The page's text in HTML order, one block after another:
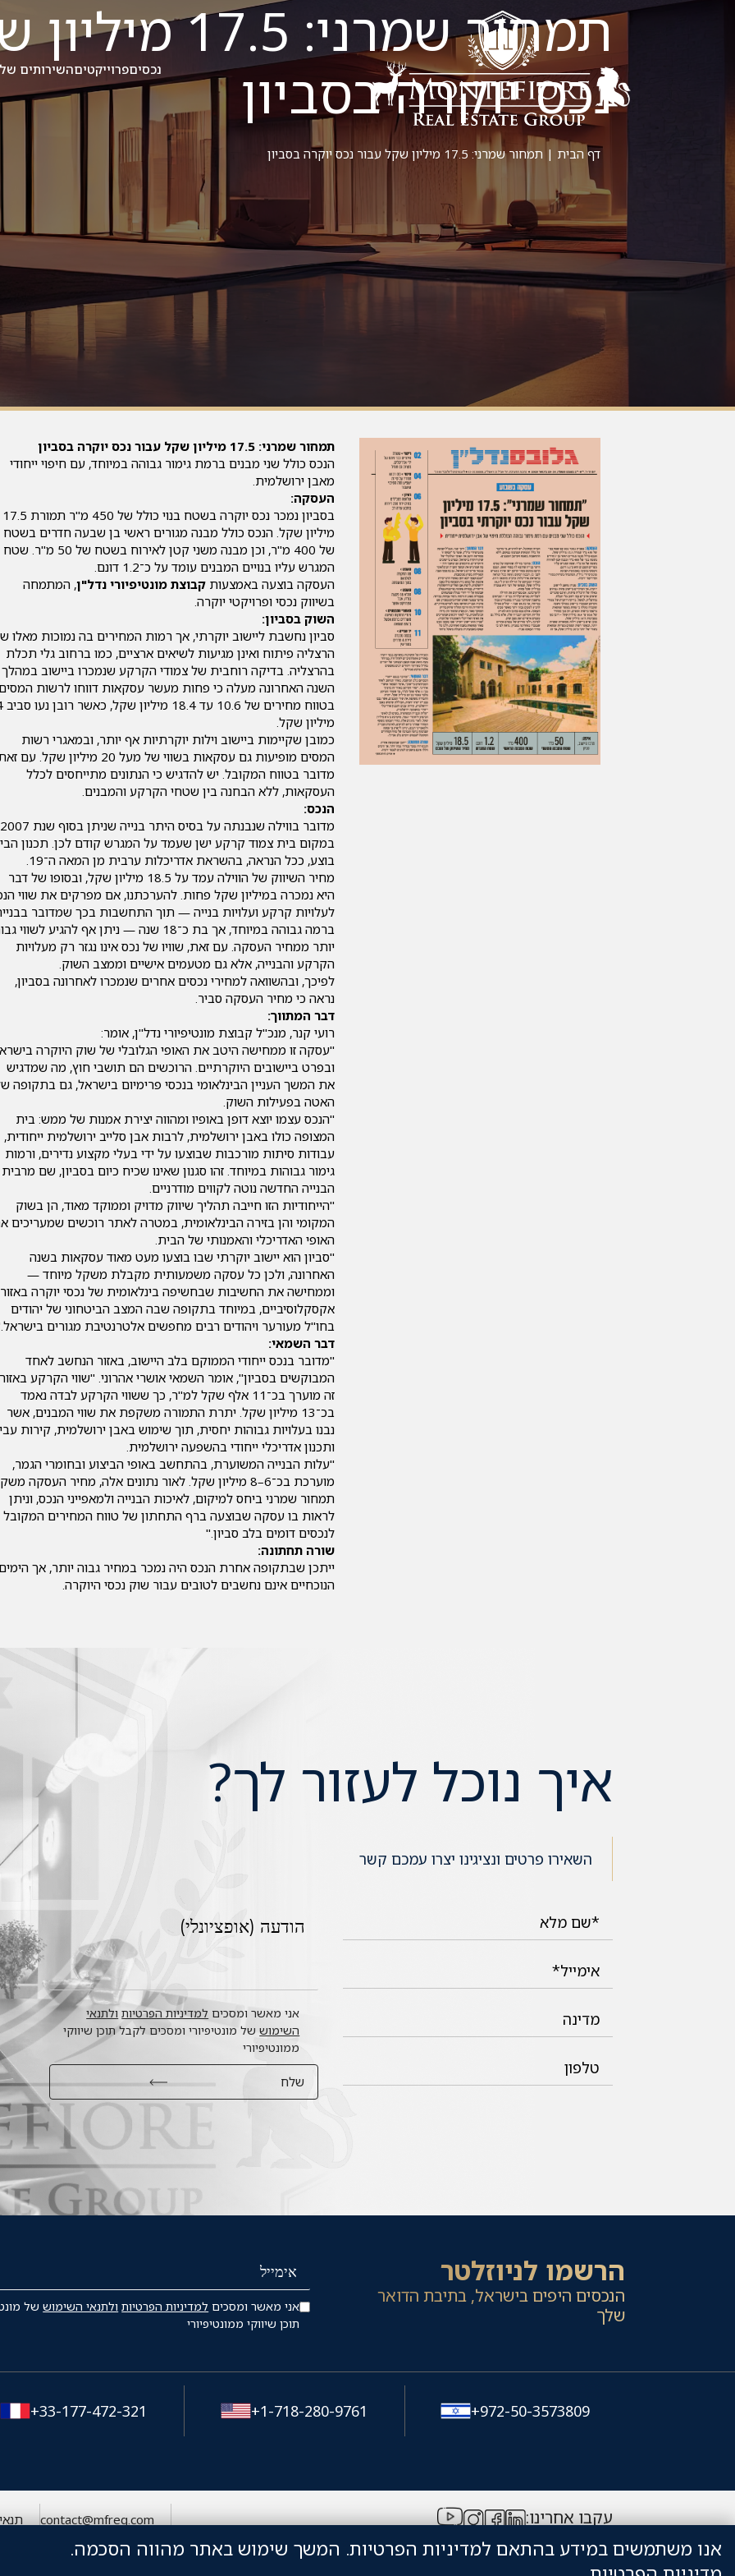
נכסיםפרוייקטיםהשירותים
תמחור שמרני:
נכס יוקרה בסביון
דף הבית | תמחור שמרני: 17.5 מיליון שקל עבור נכס יוקרה בסביון
תמחור שמרני: 17.5 מיליון שקל עבור נכס יוקרה בסביון
הנכס כולל שני מבנים ברמת גימור גבוהה במיוחד, עם חיפוי ייחודי
מאבן ירושלמית.
העסקה:
בסביון נמכר נכס יוקרה בשטח בנוי כולל של 450 מ"ר תמורת 17.5
מיליון שקל. הנכס כולל מבנה מגורים ראשי בן שבעה חדרים בשטח
של 400 מ"ר, וכן מבנה משני קטן לאירוח בשטח של 50 מ"ר. שטח
המגרש עליו בנויים המבנים עומד על כ־1.2 דונם.
העסקה בוצעה באמצעות קבוצת מונטיפיורי נדל"ן, המתמחה
בשיווק נכסי ופרויקטי יוקרה.
השוק בסביון:
סביון נחשבת ליישוב יוקרתי, אך רמות המחירים בה נמוכות מאלו
הרצליה פיתוח ואינן מגיעות לשיאים ארציים, כמו ברחוב גלי תכלת
בהרצליה. בדיקה רוחבית של צמודי הקרקע שנמכרו ביישוב במהלך
השנה האחרונה מעלה כי פחות מעשר עסקאות דווחו לרשות
בטווח
מיליון שקל.
כמובן שקיימות ביישוב וילות יוקרתיות אף יותר, ובמאגרי רשות
המסים מופיעות גם עסקאות בשווי של מעל 20 מיליון שקל. עם
מדובר בטווח המקובל. יש להדגיש כי הנתונים מתייחסים לכלל
העסקאות, ללא הבחנה בין שטחי הקרקע והמבנים.
הנכס:
במקום בית צמוד קרקע ישן שעמד על המגרש קודם לכן. תכנון
בוצע, ככל הנראה, בהשראת אדריכלות ערבית מן המאה ה־19.
מחיר השיווק של הווילה עמד על 18.5 מיליון שקל, ובסופו של דבר
היא נמכרה במיליון שקל פחות. להערכתנו, אם מפרקים את שווי
לעלויות קרקע ועלויות בנייה — תוך התחשבות בכך שמדובר
ברמה גבוהה במיוחד, אך בת כ־18 שנה — ניתן אף להגיע לשווי
יותר ממחיר העסקה. עם זאת, שוויו של נכס אינו נגזר רק מעלויות
הקרקע והבנייה, אלא גם מטעמים אישיים וממצב השוק.
לפיכך, ובהשוואה למחירי נכסים אחרים שנמכרו לאחרונה בסביון,
נראה כי מחיר העסקה סביר.
דבר המתווך:
רועי קנר, מנכ"ל קבוצת מונטיפיורי נדל"ן, אומר:
"עסקה זו ממחישה היטב את האופי הגלובלי של שוק היוקרה
ובפרט ביישובים היוקרתיים. הרוכשים הם תושבי חוץ, מה שמדגיש
את המשך העניין הבינלאומי בנכסי פרימיום בישראל, גם בתקופה
האטה בפעילות השוק.
"הנכס עצמו יוצא דופן באופיו ומהווה יצירת אמנות של ממש: בית
המצופה כולו באבן ירושלמית, לרבות אבן סלייב ירושלמית ייחודית,
עבודות סיתות מורכבות שבוצעו על ידי בעלי מקצוע נדירים, ורמות
גימור גבוהות במיוחד. זהו סגנון שאינו שכיח כיום בסביון, שם מרבית
הבנייה החדשה נוטה לקווים מודרניים.
"הייחודיות הזו חייבה תהליך שיווק מדויק וממוקד מאוד, הן בשוק
המקומי והן בזירה הבינלאומית, במטרה לאתר רוכשים שמעריכים
האופי האדריכלי והאמנותי של הבית.
"סביון הוא יישוב יוקרתי שבו בוצעו מעט מאוד עסקאות בשנה
האחרונה, ולכן כל עסקה משמעותית מקבלת משקל מיוחד —
וממחישה את החשיבות שבחשיפה בינלאומית של נכסי יוקרה
אקסקלוסיביים, במיוחד בתקופה שבה המצב הביטחוני של יהודים
בחו"ל מעורער ויהודים רבים מחפשים אלטרנטיבת מגורים
דבר השמאי:
"מדובר בנכס ייחודי הממוקם בלב היישוב, באזור הנחשב לאחד
המבוקשים בסביון", אומר השמאי אושרי אהרוני. "שווי הקרקע באזור
זה מוערך בכ־11 אלף שקל למ"ר, כך ששווי הקרקע לבדה נאמד
בכ־13 מיליון שקל. יתרת התמורה משקפת את שווי המבנים, אשר
נבנו בעלויות גבוהות יחסית, תוך שימוש באבן ירושלמית, קירות
ותכנון אדריכלי ייחודי בהשפעה ירושלמית.
"עלות הבנייה המשוערת, בהתחשב באופי הביצוע ובחומרי הגמר,
מוערכת בכ־6–8 מיליון שקל. לאור נתונים אלה, מחיר העסקה
תמחור שמרני ביחס למיקום, לאיכות הבנייה ולמאפייני הנכס, וניתן
לראות בו עסקה שבוצעה ברף התחתון של טווח המחירים המקובל
לנכסים דומים בלב סביון."
שורה תחתונה:
ייתכן שבתקופה אחרת הנכס היה נמכר במחיר גבוה יותר, אך
הנוכחיים אינם נחשבים לטובים עבור שוק נכסי היוקרה.
איך נוכל לעזור לך?
השאירו פרטים ונציגינו יצרו עמכם קשר
אני מאשר ומסכים למדיניות הפרטיות ולתנאי
השימוששל מונטיפיורי ומסכים לקבל תוכן שיווקי
ממונטיפיורי
הרשמו לניוזלטר
הנכסים היפים בישראל, בתיבת הדואר
שלך
אני מאשר ומסכים למדיניות הפרטיות ולתנאי השימוששל
תוכן שיווקי ממונטיפיורי
+972-50-3573809
+1-718-280-9761
+33-177-472-321
עקבו אחרינו: contact@mfreg.com
אנו משתמשים במידע בהתאם למדיניות הפרטיות. המשך שימוש באתר מהווה הסכמה.